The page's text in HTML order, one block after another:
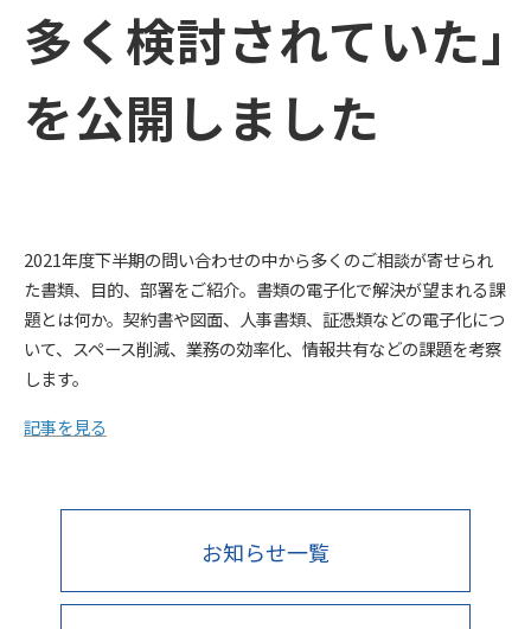
多く検討されていた｣
を公開しました
2021年度下半期の問い合わせの中から多くのご相談が寄せられ
た書類、目的、部署をご紹介。書類の電子化で解決が望まれる課
題とは何か。契約書や図面、人事書類、証憑類などの電子化につ
いて、スペース削減、業務の効率化、情報共有などの課題を考察
します。
記事を見る
お知らせ一覧